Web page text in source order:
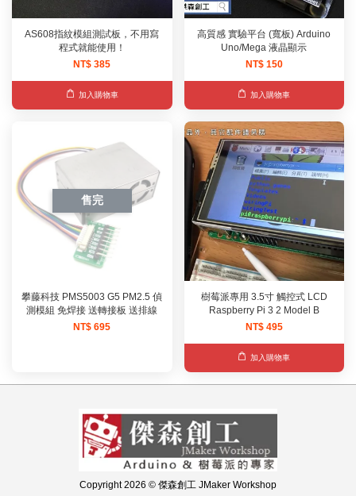
AS608指紋模組測試板，不用寫
程式就能使用！
NT$ 385
加入購物車
高質感 實驗平台 (寬板) Arduino
Uno/Mega 液晶顯示
NT$ 150
加入購物車
售完
攀藤科技 PMS5003 G5 PM2.5 偵
測模組 免焊接 送轉接板 送排線
NT$ 695
樹莓派專用 3.5寸 觸控式 LCD
Raspberry Pi 3 2 Model B
NT$ 495
加入購物車
Copyright 2026 © 傑森創工 JMaker Workshop